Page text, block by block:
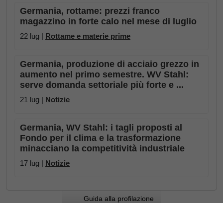
Germania, rottame: prezzi franco
magazzino in forte calo nel mese di luglio
22 lug | Rottame e materie prime
Germania, produzione di acciaio grezzo in
aumento nel primo semestre. WV Stahl:
serve domanda settoriale più forte e ...
21 lug | Notizie
Germania, WV Stahl: i tagli proposti al
Fondo per il clima e la trasformazione
minacciano la competitività industriale
17 lug | Notizie
Guida alla profilazione